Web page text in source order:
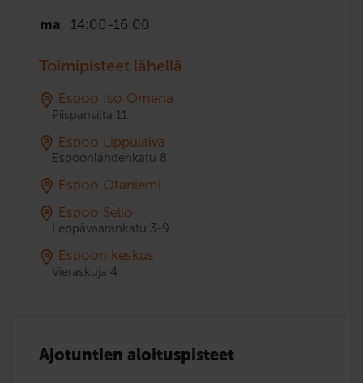
ma 14:00 -16:00
Toimipisteet lähellä
Espoo Iso Omena
Piispansilta 11
Espoo Lippulaiva
Espoonlahdenkatu 8
Espoo Otaniemi
Espoo Sello
Leppävaarankatu 3-9
Espoon keskus
Vieraskuja 4
Ajotuntien aloituspisteet